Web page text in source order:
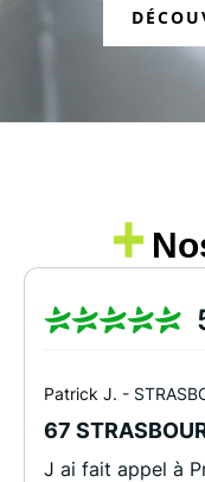
Patrick J. -
J ai fait appel à